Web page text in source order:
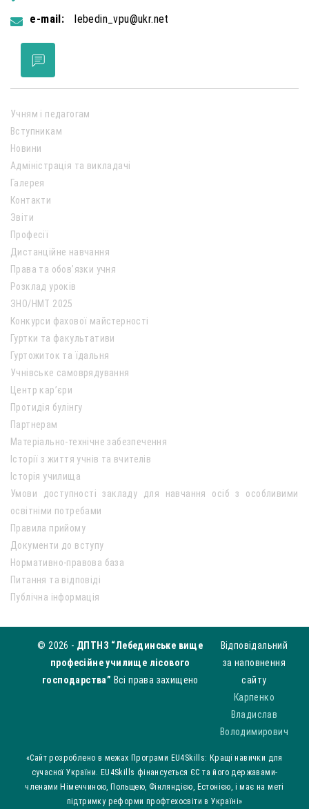
e-mail:
lebedin_vpu@ukr.net
Учням і педагогам
Вступникам
Новини
Адміністрація та викладачі
Галерея
Контакти
Звіти
Професії
Дистанційне навчання
Права та обов’язки учня
Розклад уроків
ЗНО/НМТ 2025
Конкурси фахової майстерності
Гуртки та факультативи
Гуртожиток та їдальня
Учнівське самоврядування
Центр кар’єри
Протидія булінгу
Партнерам
Матеріально-технічне забезпечення
Історії з життя учнів та вчителів
Історія училища
Умови доступності закладу для навчання осіб з особливими
освітніми потребами
Правила прийому
Документи до вступу
Нормативно-правова база
Питання та відповіді
Публічна інформація
© 2026 - ДПТНЗ “Лебединське вище
професійне училище лісового
господарства” Всі права захищено
Відповідальний
за наповнення
сайту
Карпенко
Владислав
Володимирович
«Сайт розроблено в межах Програми EU4Skills: Кращі навички для
сучасної України. EU4Skills фінансується ЄС та його державами-
членами Німеччиною, Польщею, Фінляндією, Естонією, і має на меті
підтримку реформи профтехосвіти в Україні»